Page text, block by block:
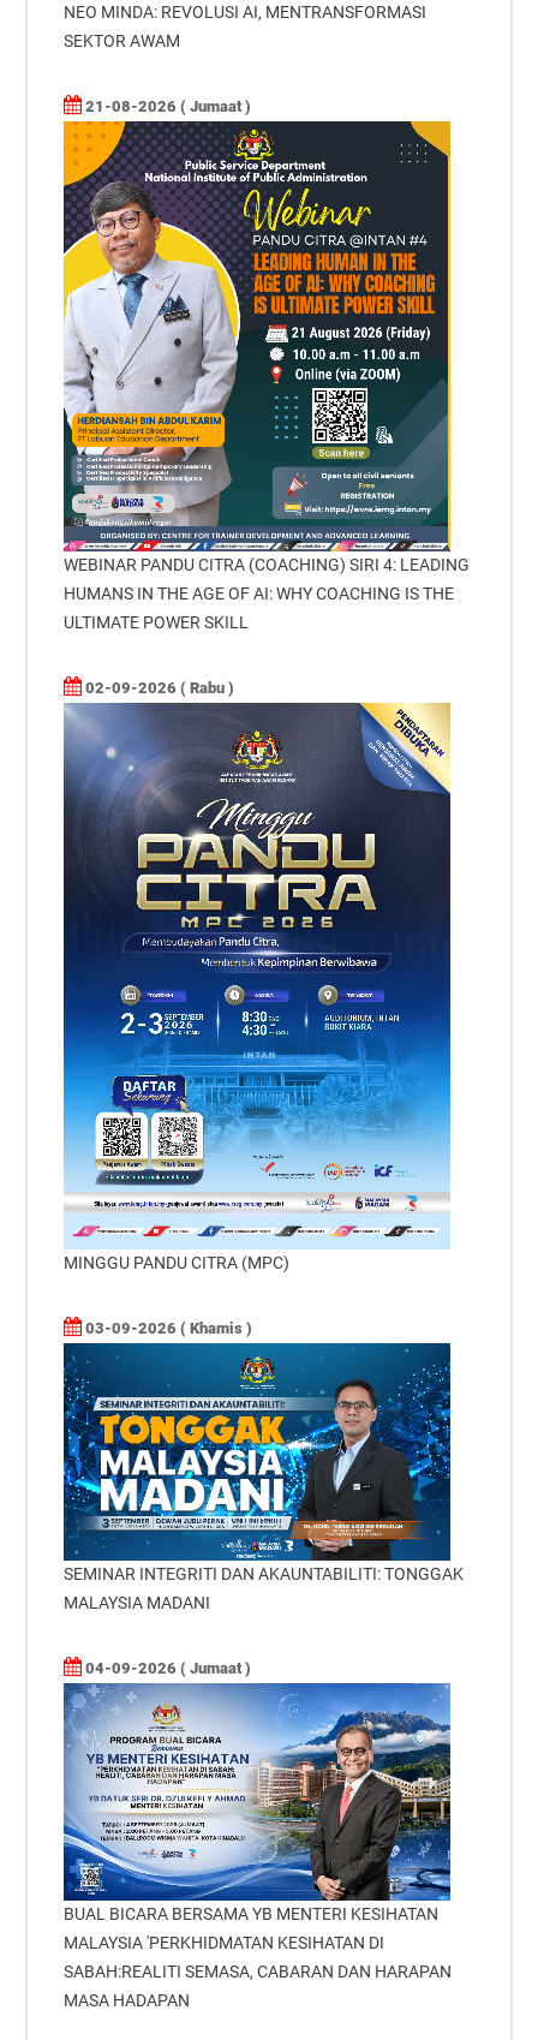
NEO MINDA: REVOLUSI AI, MENTRANSFORMASI
SEKTOR AWAM
21-08-2026 ( Jumaat )
WEBINAR PANDU CITRA (COACHING) SIRI 4: LEADING
HUMANS IN THE AGE OF AI: WHY COACHING IS THE
ULTIMATE POWER SKILL
02-09-2026 ( Rabu )
MINGGU PANDU CITRA (MPC)
03-09-2026 ( Khamis )
SEMINAR INTEGRITI DAN AKAUNTABILITI: TONGGAK
MALAYSIA MADANI
04-09-2026 ( Jumaat )
BUAL BICARA BERSAMA YB MENTERI KESIHATAN
MALAYSIA 'PERKHIDMATAN KESIHATAN DI
SABAH:REALITI SEMASA, CABARAN DAN HARAPAN
MASA HADAPAN